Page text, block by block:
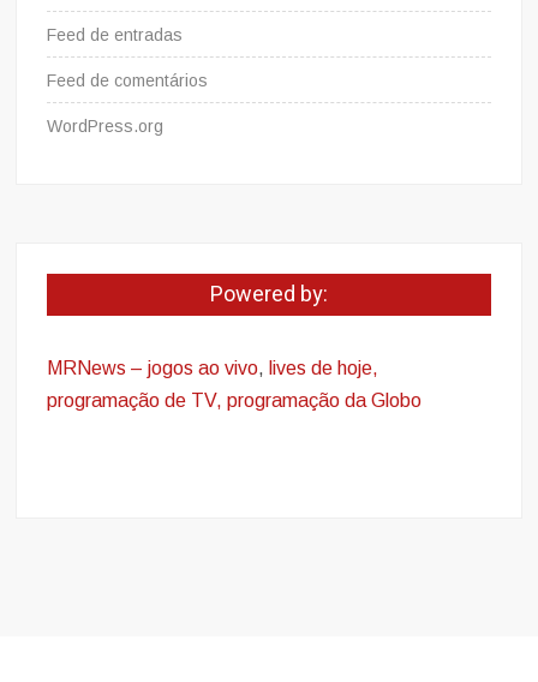
Feed de entradas
Feed de comentários
WordPress.org
Powered by:
MRNews – jogos ao vivo, lives de hoje,
programação de TV, programação da Globo